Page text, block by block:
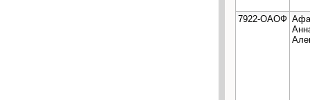
7922-ОАОФ